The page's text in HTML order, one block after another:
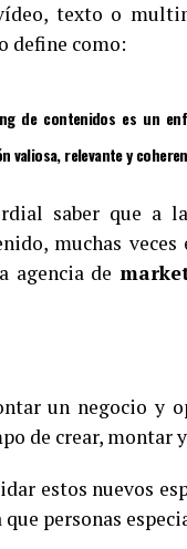
texto o
define como:
de contenidos es un
valiosa, relevante y
saber que a
muchas
agencia de
un negocio y
de crear, montar
estos nuevos
personas